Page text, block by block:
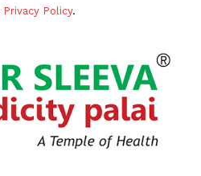
Privacy Policy.